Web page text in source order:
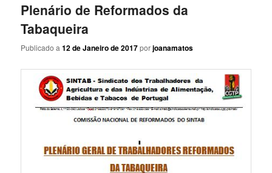
Plenário de Reformados da
Tabaqueira
Publicado a12 de Janeiro de 2017porjoanamatos